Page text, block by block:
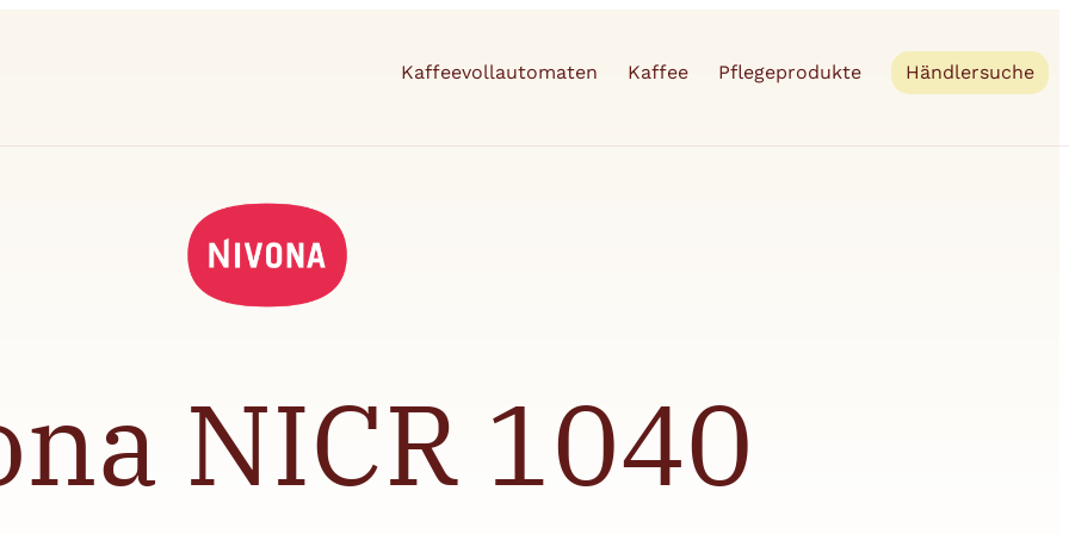
Kaffeevollautomaten Kaffee Pflegeprodukte Händlersuche
NICR 1040